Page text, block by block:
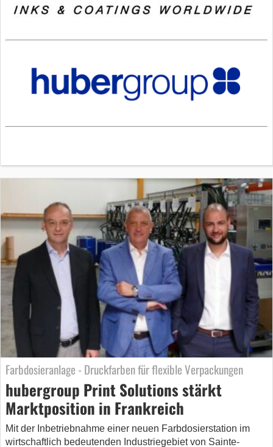
Farbdosieranlage - Druckfarben für flexible Verpackungen
hubergroup Print Solutions stärkt
Marktposition in Frankreich
Mit der Inbetriebnahme einer neuen Farbdosierstation im
wirtschaftlich bedeutenden Industriegebiet von Sainte-